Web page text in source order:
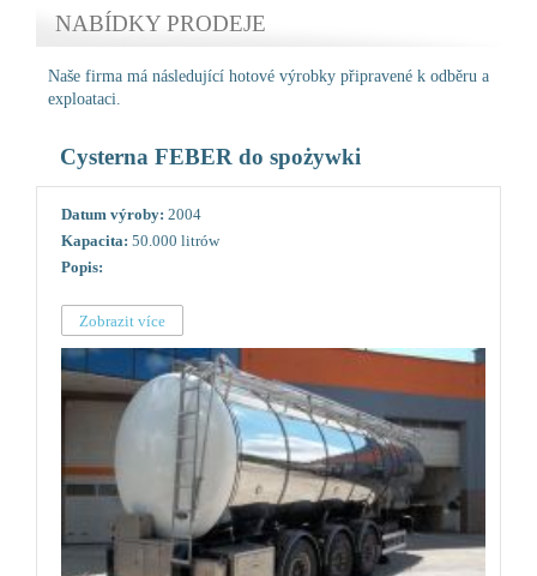
NABÍDKY PRODEJE
Naše firma má následující hotové výrobky připravené k odběru a
exploataci.
Cysterna FEBER do spożywki
Datum výroby: 2004
Kapacita: 50.000 litrów
Popis:
Zobrazit více